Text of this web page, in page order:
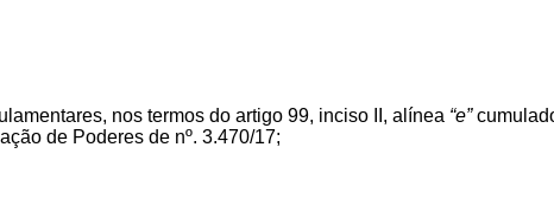
nos termos do artigo 99, inciso II, alínea “e”
de Poderes de nº. 3.470/17;